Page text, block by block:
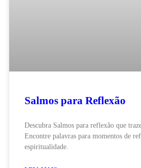
Salmos para Reflexão
Descubra Salmos para reflexão que
Encontre palavras para momentos de
espiritualidade.